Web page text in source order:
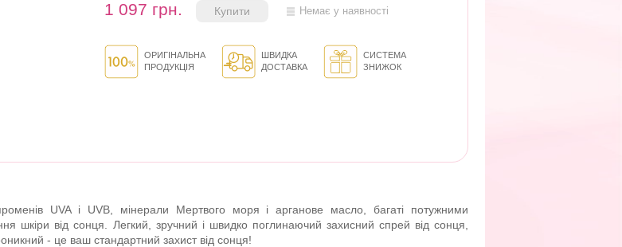
1 097 грн. Немає у наявності
ОРИГІНАЛЬНА
ПРОДУКЦІЯ
ШВИДКА
ДОСТАВКА
СИСТЕМА
ЗНИЖОК
UVA і UVB, мінерали Мертвого моря і арганове масло, багаті потужними
шкіри від сонця. Легкий, зручний і швидко поглинаючий захисний спрей від сонця,
- це ваш стандартний захист від сонця!